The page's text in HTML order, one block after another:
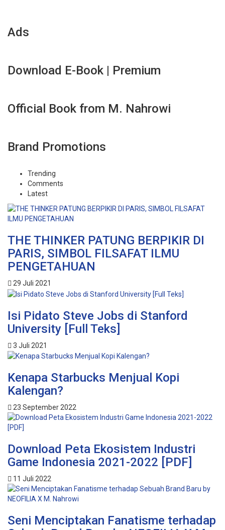
Ads
Download E-Book | Premium
Official Book from M. Nahrowi
Brand Promotions
Trending
Comments
Latest
THE THINKER PATUNG BERPIKIR DI
PARIS, SIMBOL FILSAFAT ILMU
PENGETAHUAN
29 Juli 2021
Isi Pidato Steve Jobs di Stanford
University [Full Teks]
3 Juli 2021
Kenapa Starbucks Menjual Kopi
Kalengan?
23 September 2022
Download Peta Ekosistem Industri
Game Indonesia 2021-2022 [PDF]
11 Juli 2022
Seni Menciptakan Fanatisme terhadap